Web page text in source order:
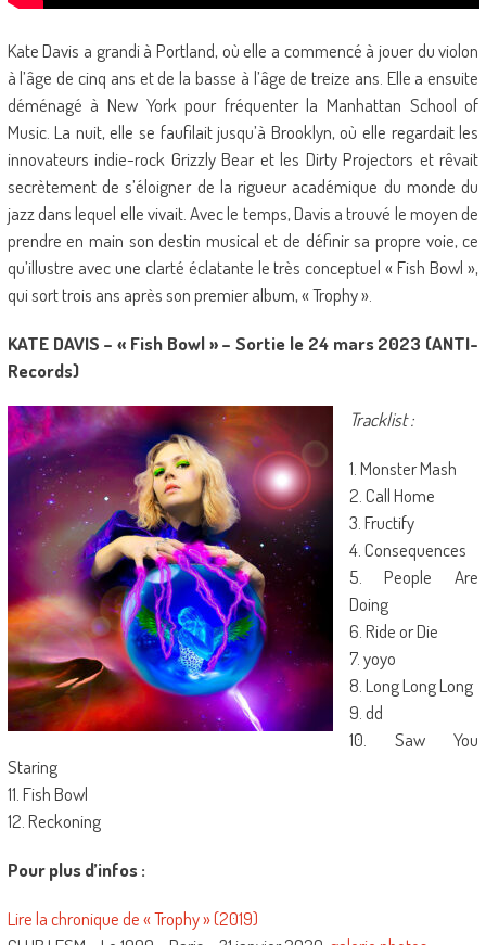
Kate Davis a grandi à Portland, où elle a commencé à jouer du violon
à l’âge de cinq ans et de la basse à l’âge de treize ans. Elle a ensuite
déménagé à New York pour fréquenter la Manhattan School of
Music. La nuit, elle se faufilait jusqu’à Brooklyn, où elle regardait les
innovateurs indie-rock Grizzly Bear et les Dirty Projectors et rêvait
secrètement de s’éloigner de la rigueur académique du monde du
jazz dans lequel elle vivait. Avec le temps, Davis a trouvé le moyen de
prendre en main son destin musical et de définir sa propre voie, ce
qu’illustre avec une clarté éclatante le très conceptuel « Fish Bowl »,
qui sort trois ans après son premier album, « Trophy ».
KATE DAVIS – « Fish Bowl » – Sortie le 24 mars 2023 (ANTI-
Records)
Tracklist :
1. Monster Mash
2. Call Home
3. Fructify
4. Consequences
5. People Are
Doing
6. Ride or Die
7. yoyo
8. Long Long Long
9. dd
10. Saw You
Staring
11. Fish Bowl
12. Reckoning
Pour plus d’infos :
Lire la chronique de « Trophy » (2019)